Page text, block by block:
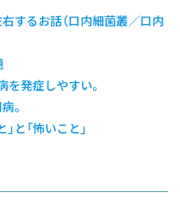
するお話（口内細菌叢／口内
を発症しやすい。
。
と「怖いこと」